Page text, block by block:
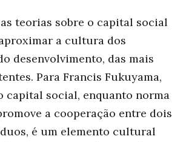
teorias sobre o capital social
a cultura dos
desenvolvimento, das mais
Para Francis Fukuyama,
capital social, enquanto norma
a cooperação entre dois
é um elemento cultural